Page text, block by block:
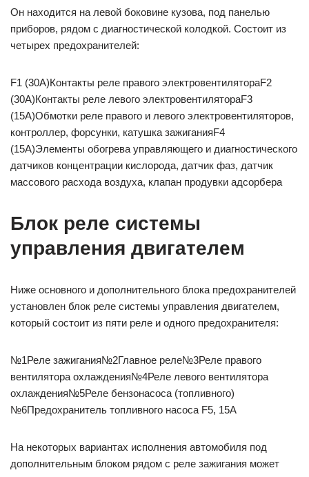
Он находится на левой боковине кузова, под панелью
приборов, рядом с диагностической колодкой. Состоит из
четырех предохранителей:
F1 (30A)Контакты реле правого электровентилятораF2
(30A)Контакты реле левого электровентилятораF3
(15A)Обмотки реле правого и левого электровентиляторов,
контроллер, форсунки, катушка зажиганияF4
(15A)Элементы обогрева управляющего и диагностического
датчиков концентрации кислорода, датчик фаз, датчик
массового расхода воздуха, клапан продувки адсорбера
Блок реле системы
управления двигателем
Ниже основного и дополнительного блока предохранителей
установлен блок реле системы управления двигателем,
который состоит из пяти реле и одного предохранителя:
№1Реле зажигания№2Главное реле№3Реле правого
вентилятора охлаждения№4Реле левого вентилятора
охлаждения№5Реле бензонасоса (топливного)
№6Предохранитель топливного насоса F5, 15A
На некоторых вариантах исполнения автомобиля под
дополнительным блоком рядом с реле зажигания может